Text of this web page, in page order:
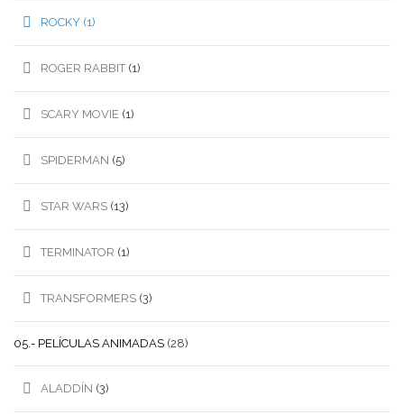
ROCKY (1)
ROGER RABBIT (1)
SCARY MOVIE (1)
SPIDERMAN (5)
STAR WARS (13)
TERMINATOR (1)
TRANSFORMERS (3)
05.- PELÍCULAS ANIMADAS (28)
ALADDÍN (3)